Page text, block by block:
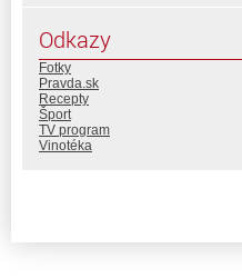
Odkazy
Fotky
Pravda.sk
Recepty
Šport
TV program
Vinotéka